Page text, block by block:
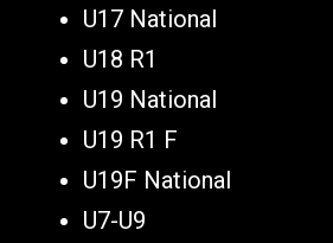
U17 National
U18 R1
U19 National
U19 R1 F
U19F National
U7-U9